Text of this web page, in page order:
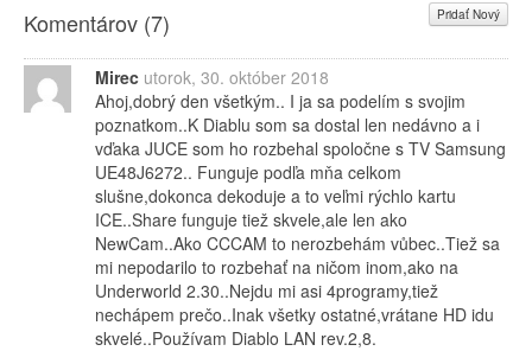
Komentárov (7) Pridať Nový
Mirec utorok, 30. október 2018
Ahoj,dobrý den všetkým.. I ja sa podelím s svojim
poznatkom..K Diablu som sa dostal len nedávno a i
vďaka JUCE som ho rozbehal spoločne s TV Samsung
UE48J6272.. Funguje podľa mňa celkom
slušne,dokonca dekoduje a to veľmi rýchlo kartu
ICE..Share funguje tiež skvele,ale len ako
NewCam..Ako CCCAM to nerozbehám vůbec..Tiež sa
mi nepodarilo to rozbehať na ničom inom,ako na
Underworld 2.30..Nejdu mi asi 4programy,tiež
nechápem prečo..Inak všetky ostatné,vrátane HD idu
skvelé..Používam Diablo LAN rev.2,8.